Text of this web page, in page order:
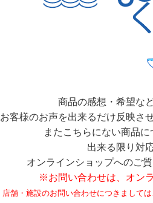
商品の感想・希望な
お客様のお声を出来るだけ反映さ
またこちらにない商品
出来る限り対
オンラインショップへのご
※お問い合わせは、オン
店舗・施設のお問い合わせにつきまして